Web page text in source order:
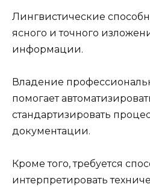
Лингвистические
ясного и точного
информации.
Владение
помогает
стандартизировать
документации.
Кроме того, требуется
интерпретировать